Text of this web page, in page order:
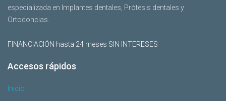
especializada en Implantes dentales, Prótesis dentales y
Ortodoncias.
FINANCIACIÓN hasta 24 meses SIN INTERESES
Accesos rápidos
Inicio